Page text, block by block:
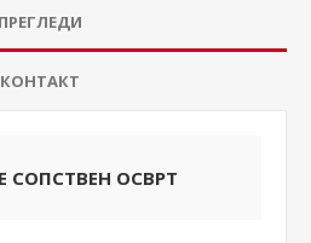
ПРЕГЛЕДИ
КОНТАКТ
СОПСТВЕН ОСВРТ